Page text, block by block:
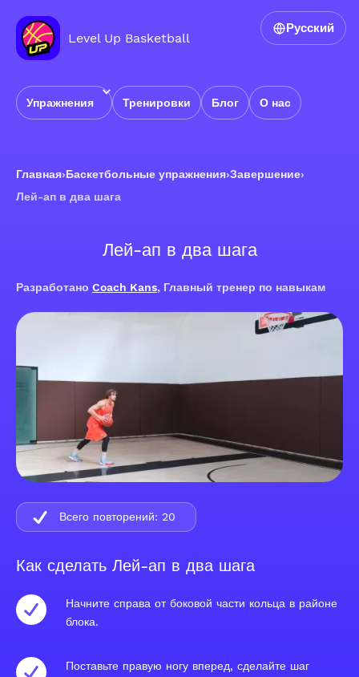
Level Up Basketball
Упражнения Тренировки Блог О нас
Русский
Главная›Баскетбольные упражнения›Завершение›
Лей-ап в два шага
Лей-ап в два шага
Разработано Coach Kans, Главный тренер по навыкам
Как сделать Лей-ап в два шага
Начните справа от боковой части кольца в районе
блока.
Поставьте правую ногу вперед, сделайте шаг
Всего повторений: 20